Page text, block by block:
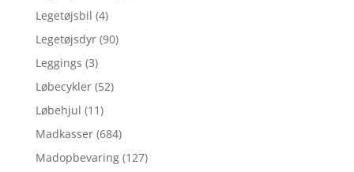
Legetøjsbil (4)
Legetøjsdyr (90)
Leggings (3)
Løbecykler (52)
Løbehjul (11)
Madkasser (684)
Madopbevaring (127)